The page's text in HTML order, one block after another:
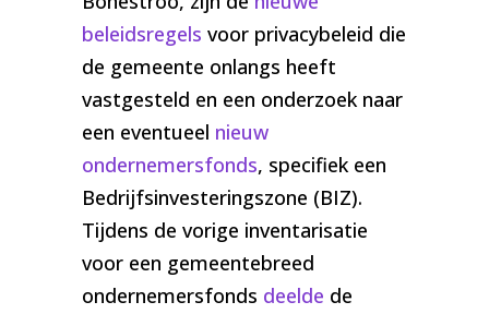
beleidsregels voor privacybeleid die
de gemeente onlangs heeft
vastgesteld en een onderzoek naar
een eventueel nieuw
ondernemersfonds, specifiek een
Bedrijfsinvesteringszone (BIZ).
Tijdens de vorige inventarisatie
voor een gemeentebreed
ondernemersfonds deelde de